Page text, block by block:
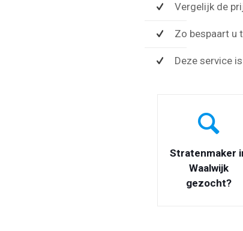
Vergelijk de
Zo bespaart u
Deze service
Stratenmaker
Waalwijk
gezocht?